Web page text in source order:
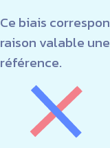
Ce biais
raison valable
référence.